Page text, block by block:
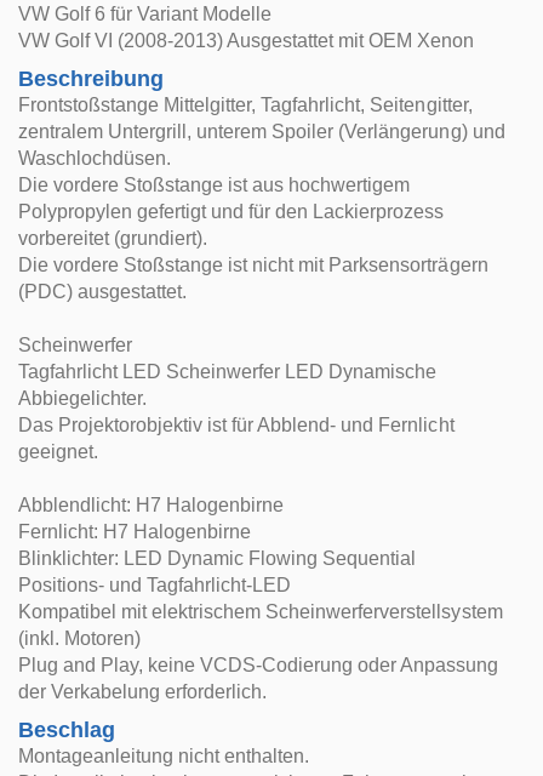
VW Golf 6 für Variant Modelle
VW Golf VI (2008-2013) Ausgestattet mit OEM Xenon
Beschreibung
Frontstoßstange Mittelgitter, Tagfahrlicht, Seitengitter,
zentralem Untergrill, unterem Spoiler (Verlängerung) und
Waschlochdüsen.
Die vordere Stoßstange ist aus hochwertigem
Polypropylen gefertigt und für den Lackierprozess
vorbereitet (grundiert).
Die vordere Stoßstange ist nicht mit Parksensorträgern
(PDC) ausgestattet.
Scheinwerfer
Tagfahrlicht LED Scheinwerfer LED Dynamische
Abbiegelichter.
Das Projektorobjektiv ist für Abblend- und Fernlicht
geeignet.
Abblendlicht: H7 Halogenbirne
Fernlicht: H7 Halogenbirne
Blinklichter: LED Dynamic Flowing Sequential
Positions- und Tagfahrlicht-LED
Kompatibel mit elektrischem Scheinwerferverstellsystem
(inkl. Motoren)
Plug and Play, keine VCDS-Codierung oder Anpassung
der Verkabelung erforderlich.
Beschlag
Montageanleitung nicht enthalten.